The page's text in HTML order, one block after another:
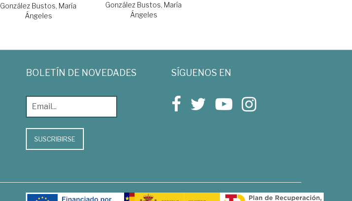
González Bustos, María
Ángeles
González Bustos, María
Ángeles
BOLETÍN DE NOVEDADES
SUSCRIBIRSE
SÍGUENOS EN